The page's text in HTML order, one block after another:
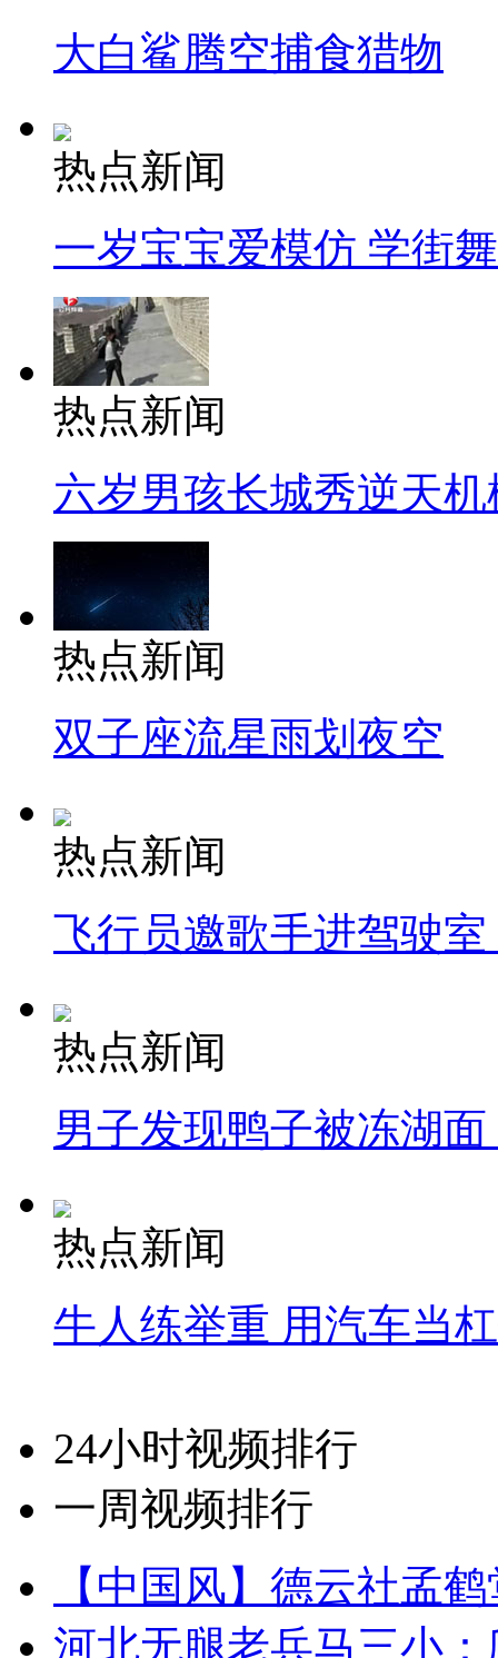
大白鲨腾空捕食猎物
热点新闻
一岁宝宝爱模仿 学街
热点新闻
六岁男孩长城秀逆天机
热点新闻
双子座流星雨划夜空
热点新闻
飞行员邀歌手进驾驶
热点新闻
男子发现鸭子被冻湖
热点新闻
牛人练举重 用汽车当
24小时视频排行
一周视频排行
【中国风】德云社孟
河北无腿老兵马三小